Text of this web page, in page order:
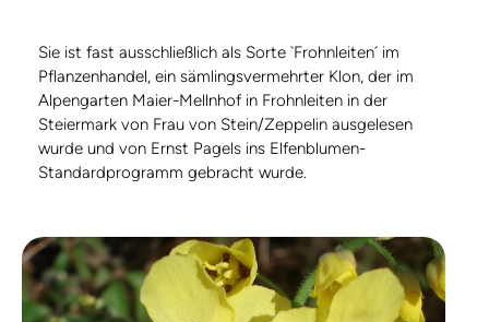
Sie ist fast ausschließlich als Sorte `Frohnleiten´ im
Pflanzenhandel, ein sämlingsvermehrter Klon, der im
Alpengarten Maier-Mellnhof in Frohnleiten in der
Steiermark von Frau von Stein/Zeppelin ausgelesen
wurde und von Ernst Pagels ins Elfenblumen-
Standardprogramm gebracht wurde.